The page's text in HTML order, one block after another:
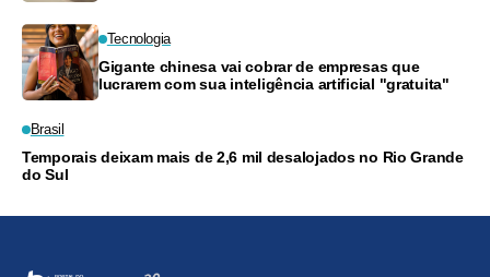
Tecnologia
Gigante chinesa vai cobrar de empresas que
lucrarem com sua inteligência artificial "gratuita"
Brasil
Temporais deixam mais de 2,6 mil desalojados no Rio Grande
do Sul